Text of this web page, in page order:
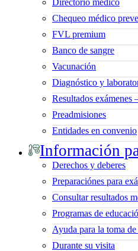
Chequeo médico
FVL premium
Banco de sangre
Vacunación
Diagnóstico y
Resultados
Preadmisiones
Entidades en convenio
Información
Derechos y deberes
Preparaciónes para
Consultar resultados
Programas de
Ayuda para la toma
Durante su visita